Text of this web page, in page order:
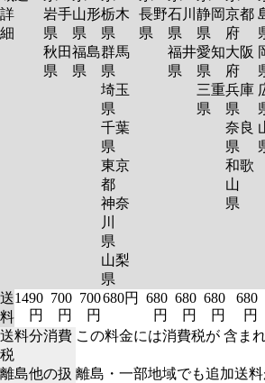
詳
細
岩手
県
秋田
県
山形
県
福島
県
栃木
県
群馬
県
埼玉
県
千葉
県
東京
都
神奈
川
県
山梨
県
長野
県
石川
県
福井
県
静岡
県
愛知
県
三重
県
京都
府
大阪
府
兵庫
県
奈良
県
和歌
山
県
送
料
1490
円
700
円
700
円
680円
680
円
680
円
680
円
680
円
送料分消費
税
この料金には消費税が 含ま
離島他の扱 離島・一部地域でも追加送